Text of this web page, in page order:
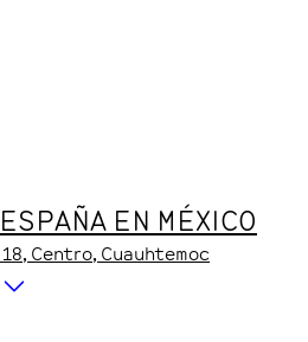
EN MÉXICO
18, Centro, Cuauhtemoc